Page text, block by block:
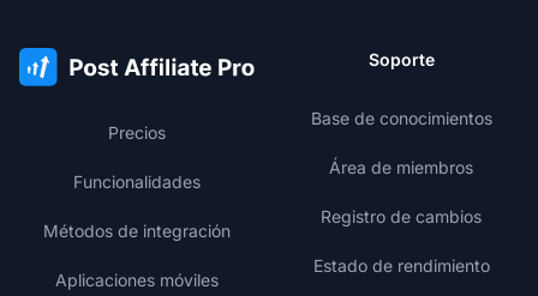
Precios
Funcionalidades
Métodos de integración
Aplicaciones móviles
Soporte
Base de conocimientos
Área de miembros
Registro de cambios
Estado de rendimiento